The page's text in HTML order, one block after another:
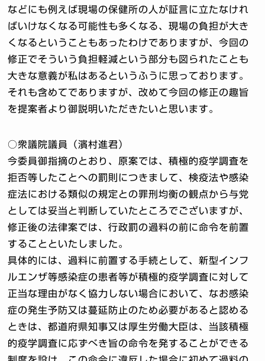
などにも例えば現場の保健所の人が証言に立たなけれ
ばいけなくなる可能性も多くなる、現場の負担が大き
くなるということもあったわけでありますが、今回の
修正でそういう負担軽減という部分も図られたことも
大きな意義が私はあるというふうに思っております。
それも含めてでありますが、改めて今回の修正の趣旨
を提案者より御説明いただきたいと思います。
○衆議院議員（濱村進君）
今委員御指摘のとおり、原案では、積極的疫学調査を
拒否等したことへの罰則につきまして、検疫法や感染
症法における類似の規定との罪刑均衡の観点から与党
としては妥当と判断していたところでございますが、
修正後の法律案では、行政罰の過料の前に命令を前置
することといたしました。
具体的には、過料に前置する手続として、新型インフ
ルエンザ等感染症の患者等が積極的疫学調査に対して
正当な理由がなく協力しない場合において、なお感染
症の発生予防又は蔓延防止のため必要があると認める
ときは、都道府県知事又は厚生労働大臣は、当該積極
的疫学調査に応ずべき旨の命令を発することができる